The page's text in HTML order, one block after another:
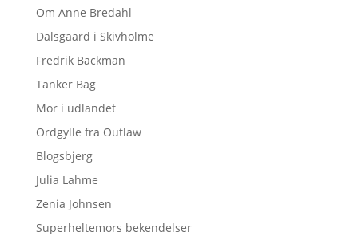
Om Anne Bredahl
Dalsgaard i Skivholme
Fredrik Backman
Tanker Bag
Mor i udlandet
Ordgylle fra Outlaw
Blogsbjerg
Julia Lahme
Zenia Johnsen
Superheltemors bekendelser